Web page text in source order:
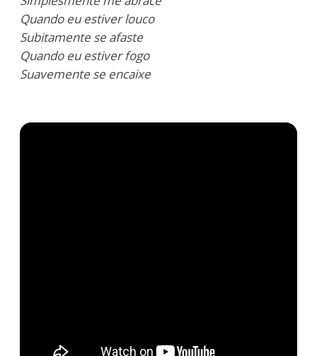
Quando eu estiver louco
Subitamente se afaste
Quando eu estiver fogo
Suavemente se encaixe